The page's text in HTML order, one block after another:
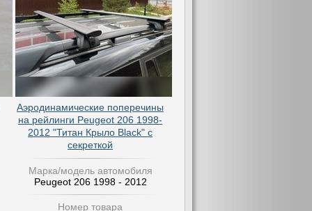
Аэродинамические поперечины
на рейлинги Peugeot 206 1998-
2012 "Титан Крыло Black" с
секреткой
Марка/модель автомобиля
Peugeot 206 1998 - 2012
Номер товара